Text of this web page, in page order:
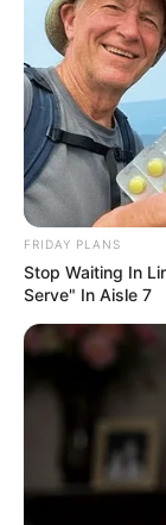
FRIDAY PLANS
Stop Waiting In
Serve" In Aisle 7